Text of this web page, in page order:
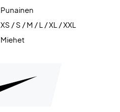
Punainen
XS / S / M / L / XL / XXL
Miehet